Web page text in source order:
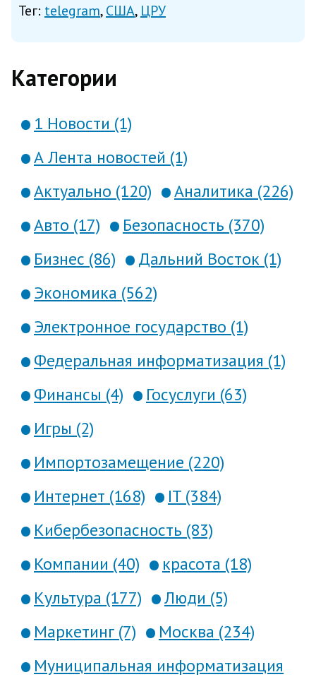
стационарных компьютерах
что данная платформа может быть
задействована [прот...
Тег: telegram США ЦРУ
Категории
1 Новости (1)
А Лента новостей (1)
Актуально (120)
Аналитика (226)
Авто (17)
Безопасность (370)
Бизнес (86)
Дальний Восток (1)
Экономика (562)
Электронное государство (1)
Федеральная информатизация (1)
Финансы (4)
Госуслуги (63)
Игры (2)
Импортозамещение (220)
Интернет (168)
IT (384)
Кибербезопасность (83)
Компании (40)
красота (18)
Культура (177)
Люди (5)
Маркетинг (7)
Москва (234)
Муниципальная информатизация